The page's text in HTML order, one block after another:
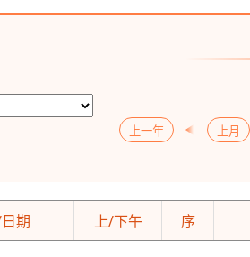
上一年 上月
期 上/下午 序